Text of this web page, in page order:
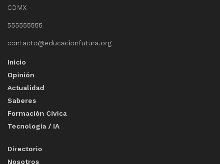
CDMX
555555555
contacto@educacionfutura.org
Inicio
Opinión
Actualidad
Saberes
Formación Cívica
Tecnología / IA
Directorio
Nosotros